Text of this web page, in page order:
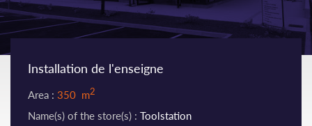
Installation de l'enseigne
Area : 350 m2
Name(s) of the store(s) : Toolstation